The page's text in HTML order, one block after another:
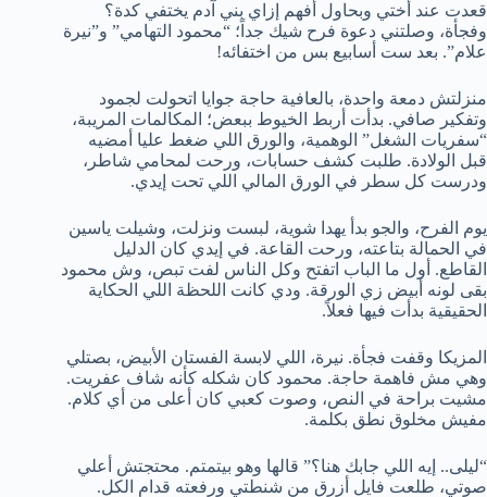
قعدت عند أختي وبحاول أفهم إزاي بني آدم يختفي كدة؟
وفجأة، وصلتني دعوة فرح شيك جداً؛ “محمود التهامي” و”نيرة
علام”. بعد ست أسابيع بس من اختفائه!
منزلتش دمعة واحدة، بالعافية حاجة جوايا اتحولت لجمود
وتفكير صافي. بدأت أربط الخيوط ببعض؛ المكالمات المريبة،
“سفريات الشغل” الوهمية، والورق اللي ضغط عليا أمضيه
قبل الولادة. طلبت كشف حسابات، ورحت لمحامي شاطر،
ودرست كل سطر في الورق المالي اللي تحت إيدي.
يوم الفرح، والجو بدأ يهدا شوية، لبست ونزلت، وشيلت ياسين
في الحمالة بتاعته، ورحت القاعة. في إيدي كان الدليل
القاطع. أول ما الباب اتفتح وكل الناس لفت تبص، وش محمود
بقى لونه أبيض زي الورقة. ودي كانت اللحظة اللي الحكاية
الحقيقية بدأت فيها فعلاً.
المزيكا وقفت فجأة. نيرة، اللي لابسة الفستان الأبيض، بصتلي
وهي مش فاهمة حاجة. محمود كان شكله كأنه شاف عفريت.
مشيت براحة في النص، وصوت كعبي كان أعلى من أي كلام.
مفيش مخلوق نطق بكلمة.
“ليلى.. إيه اللي جابك هنا؟” قالها وهو بيتمتم. محتجتش أعلي
صوتي، طلعت فايل أزرق من شنطتي ورفعته قدام الكل.